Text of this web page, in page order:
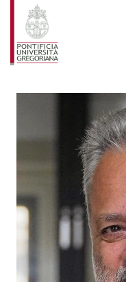
Skip to main content